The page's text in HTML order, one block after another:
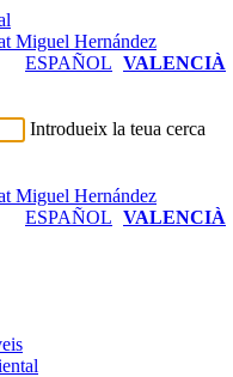
ESPAÑOL VALENCIÀ
Introdueix la teua cerca
ESPAÑOL VALENCIÀ